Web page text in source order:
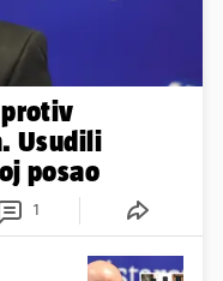
Usudili
posao
1